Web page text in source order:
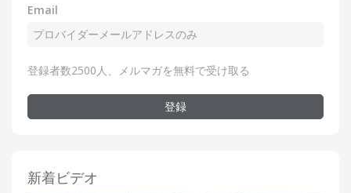
Email
登録者数2500人、メルマガを無料で受け取る
登録
新着ビデオ